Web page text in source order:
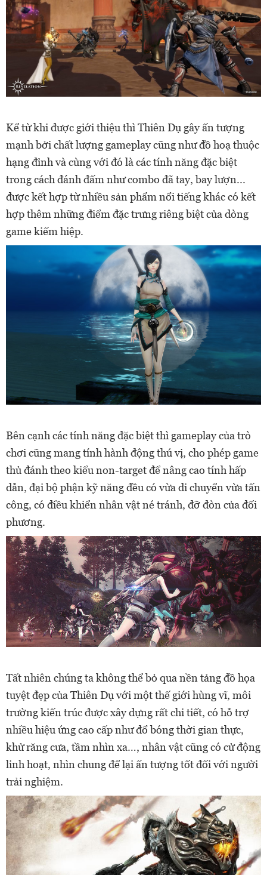
Kể từ khi được giới thiệu thì Thiên Dụ gây ấn tượng
mạnh bởi chất lượng gameplay cũng như đồ hoạ thuộc
hạng đỉnh và cùng với đó là các tính năng đặc biệt
trong cách đánh đấm như combo đã tay, bay lượn...
được kết hợp từ nhiều sản phẩm nổi tiếng khác có kết
hợp thêm những điểm đặc trưng riêng biệt của dòng
game kiếm hiệp.
Bên cạnh các tính năng đặc biệt thì gameplay của trò
chơi cũng mang tính hành động thú vị, cho phép game
thủ đánh theo kiểu non-target để nâng cao tính hấp
dẫn, đại bộ phận kỹ năng đều có vừa di chuyển vừa tấn
công, có điều khiển nhân vật né tránh, đỡ đòn của đối
phương.
Tất nhiên chúng ta không thể bỏ qua nền tảng đồ họa
tuyệt đẹp của Thiên Dụ với một thế giới hùng vĩ, môi
trường kiến trúc được xây dựng rất chi tiết, có hỗ trợ
nhiều hiệu ứng cao cấp như đổ bóng thời gian thực,
khử răng cưa, tầm nhìn xa…, nhân vật cũng có cử động
linh hoạt, nhìn chung để lại ấn tượng tốt đối với người
trải nghiệm.